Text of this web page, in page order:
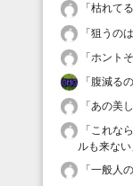
「枯れて
「狙うの
「ホント
「腹減る
「あの美
「これな
ルも来ない
「一般人